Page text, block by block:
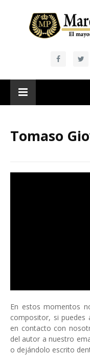
Tomaso
En estos momentos
compositor, si
en contacto con
del autor a nuestro
o dejándolo escrito